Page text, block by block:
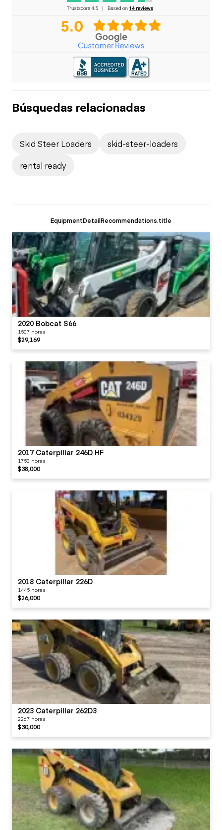
Búsquedas relacionadas
Skid Steer Loaders
skid-steer-loaders
rental ready
EquipmentDetailRecommendations.title
2020 Bobcat S66
1507 horas
$29,169
2017 Caterpillar 246D HF
1753 horas
$38,000
2018 Caterpillar 226D
1445 horas
$26,000
2023 Caterpillar 262D3
2267 horas
$30,000